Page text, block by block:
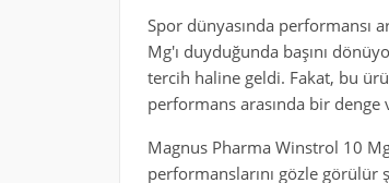
Spor dünyasında performansı
Mg'ı duyduğunda başını
tercih haline geldi. Fakat, bu
performans arasında bir denge
Magnus Pharma Winstrol 10
performanslarını gözle görülür